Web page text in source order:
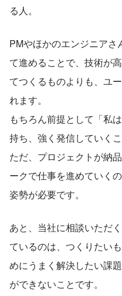
る人。
PMやほかのエンジニアさ
て進めることで、技術が
てつくるものよりも、ユ
れます。
もちろん前提として「私
持ち、強く発信していく
ただ、プロジェクトが納
ークで仕事を進めていく
姿勢が必要です。
あと、当社に相談いただ
ているのは、つくりたい
めにうまく解決したい課
ができないことです。